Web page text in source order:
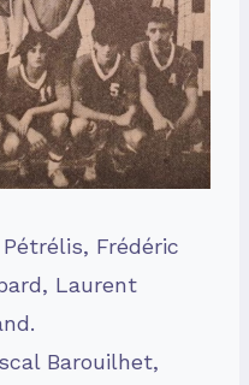
Frédéric
Laurent
Barouilhet,